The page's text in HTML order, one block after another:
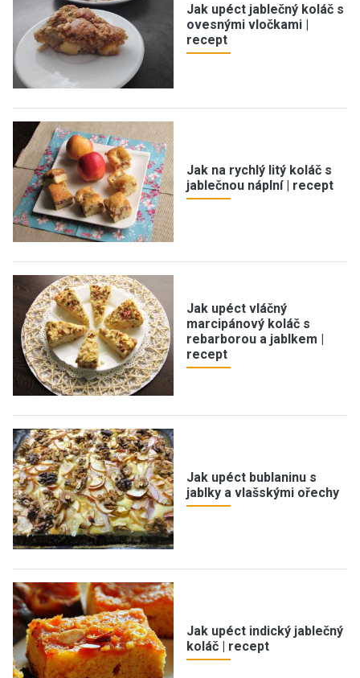
Jak upéct jablečný koláč s
ovesnými vločkami |
recept
Jak na rychlý litý koláč s
jablečnou náplní | recept
Jak upéct vláčný
marcipánový koláč s
rebarborou a jablkem |
recept
Jak upéct bublaninu s
jablky a vlašskými ořechy
Jak upéct indický jablečný
koláč | recept